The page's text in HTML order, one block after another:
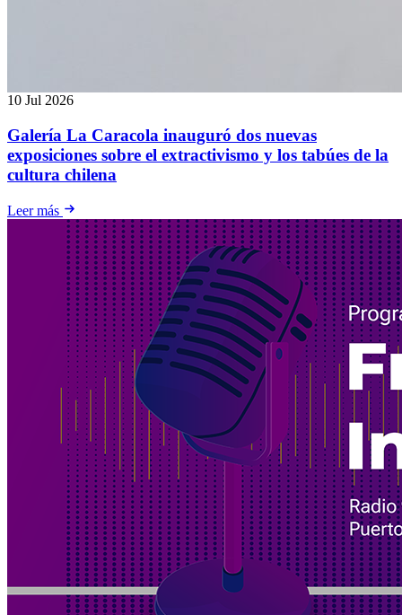
10 Jul 2026
Galería La Caracola inauguró dos nuevas
exposiciones sobre el extractivismo y los tabúes de la
cultura chilena
Leer más